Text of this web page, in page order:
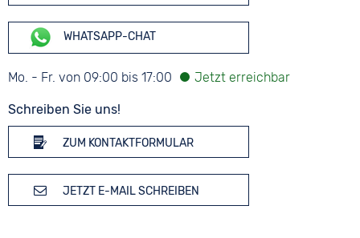
WHATSAPP-CHAT
Mo. - Fr. von 09:00 bis 17:00
Schreiben Sie uns!
ZUM KONTAKTFORMULAR
JETZT E-MAIL SCHREIBEN